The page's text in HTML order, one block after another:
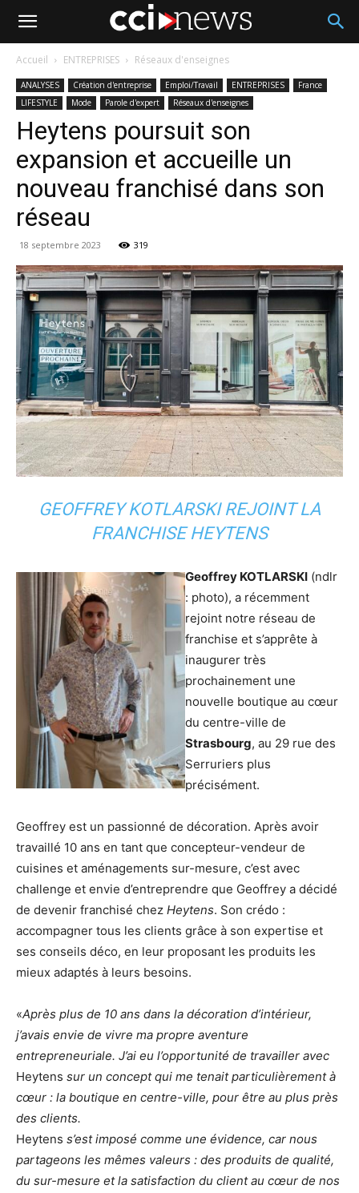
Accueil ENTREPRISES Réseaux d'enseignes
ANALYSES Création d'entreprise Emploi/Travail ENTREPRISES
France
LIFESTYLE
Mode Parole d'expert Réseaux d'enseignes
Heytens poursuit son
expansion et accueille un
nouveau franchisé dans son
réseau
18 septembre 2023 319
GEOFFREY KOTLARSKI REJOINT LA
FRANCHISE HEYTENS
Geoffrey KOTLARSKI (ndlr
: photo), a récemment
rejoint notre réseau de
franchise et s’apprête à
inaugurer très
prochainement une
nouvelle boutique au cœur
du centre-ville de
Strasbourg, au 29 rue des
Serruriers plus
précisément.
Geoffrey est un passionné de décoration. Après avoir
travaillé 10 ans en tant que concepteur-vendeur de
cuisines et aménagements sur-mesure, c’est avec
challenge et envie d’entreprendre que Geoffrey a décidé
de devenir franchisé chez Heytens. Son crédo :
accompagner tous les clients grâce à son expertise et
ses conseils déco, en leur proposant les produits les
mieux adaptés à leurs besoins.
«Après plus de 10 ans dans la décoration d’intérieur,
j’avais envie de vivre ma propre aventure
entrepreneuriale. J’ai eu l’opportunité de travailler avec
Heytens sur un concept qui me tenait particulièrement à
cœur : la boutique en centre-ville, pour être au plus près
des clients.
Heytens s’est imposé comme une évidence, car nous
partageons les mêmes valeurs : des produits de qualité,
du sur-mesure et la satisfaction du client au cœur de nos